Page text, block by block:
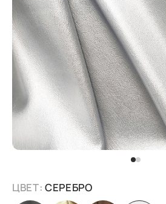
ЦВЕТ:СЕРЕБРО